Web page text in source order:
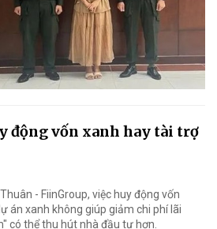
động vốn xanh hay tài trợ
- FiinGroup, việc huy động vốn
án xanh không giúp giảm chi phí lãi
có thể thu hút nhà đầu tư hơn.